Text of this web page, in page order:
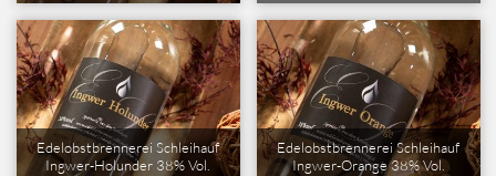
Edelobstbrennerei Schleihauf
Ingwer-Holunder 38% Vol.
Edelobstbrennerei Schleihauf
Ingwer-Orange 38% Vol.